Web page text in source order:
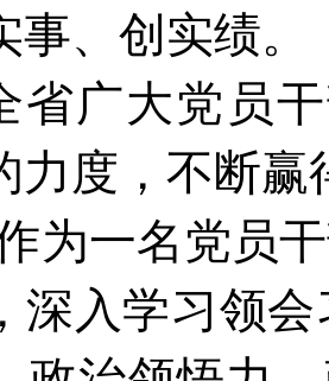
、创实绩。
大党员干
力度，不断
一名党员干
深入学习领